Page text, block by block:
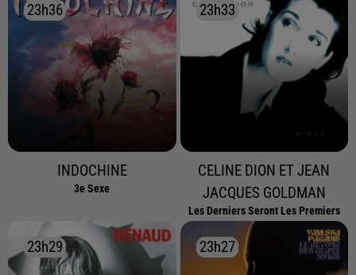
23h36
23h36
INDOCHINE
3e Sexe
23h33
23h33
CELINE DION ET JEAN
JACQUES GOLDMAN
Les Derniers Seront Les Premiers
23h29
23h29 23h27
23h27